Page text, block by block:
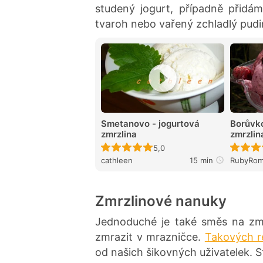
studený jogurt, případně
tvaroh nebo vařený zchladlý
Smetanovo - jogurtová
zmrzlina
Recept ještě nebyl hodnocen
5,0
cathleen
15 min
Zmrzlinové nanuky
Jednoduché je také směs na
zmrazit v mrazničce. Takových
od našich šikovných uživatelek.